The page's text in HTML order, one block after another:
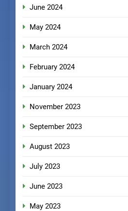
June 2024
May 2024
March 2024
February 2024
January 2024
November 2023
September 2023
August 2023
July 2023
June 2023
May 2023